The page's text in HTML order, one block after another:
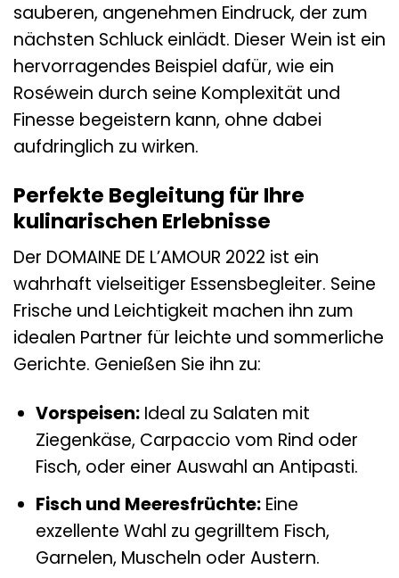
sauberen, angenehmen Eindruck, der zum
nächsten Schluck einlädt. Dieser Wein ist ein
hervorragendes Beispiel dafür, wie ein
Roséwein durch seine Komplexität und
Finesse begeistern kann, ohne dabei
aufdringlich zu wirken.
Perfekte Begleitung für Ihre
kulinarischen Erlebnisse
Der DOMAINE DE L’AMOUR 2022 ist ein
wahrhaft vielseitiger Essensbegleiter. Seine
Frische und Leichtigkeit machen ihn zum
idealen Partner für leichte und sommerliche
Gerichte. Genießen Sie ihn zu:
Vorspeisen:Ideal zu Salaten mit
Ziegenkäse, Carpaccio vom Rind oder
Fisch, oder einer Auswahl an Antipasti.
Fisch und Meeresfrüchte:Eine
exzellente Wahl zu gegrilltem Fisch,
Garnelen, Muscheln oder Austern.